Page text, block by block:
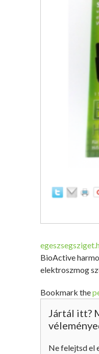
BioActive
elektroszmog
Bookmark the
Jártál itt?
Ne felejtsd el